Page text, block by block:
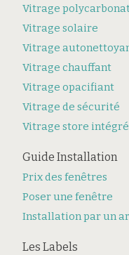
Vitrage
Vitrage solaire
Vitrage
Vitrage chauffant
Vitrage opacifiant
Vitrage de sécurité
Vitrage store intégré
Guide Installation
Prix des fenêtres
Poser une fenêtre
Installation par un
Les Labels